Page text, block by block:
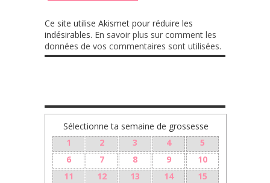
Ce site utilise Akismet pour réduire les
indésirables. En savoir plus sur comment les
données de vos commentaires sont utilisées.
Sélectionne ta semaine de grossesse
1
2 3 4
5
6
7 8 9
10
11
12 13 14
15